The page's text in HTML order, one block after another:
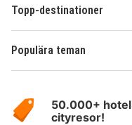
Topp-destinationer
Populära teman
HotelSpecials
50.000+
cityresor!